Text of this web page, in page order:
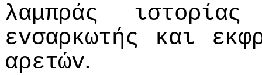
λαμπράς
ιστoρίας
εvσαρκωτής
και
αρετώv.